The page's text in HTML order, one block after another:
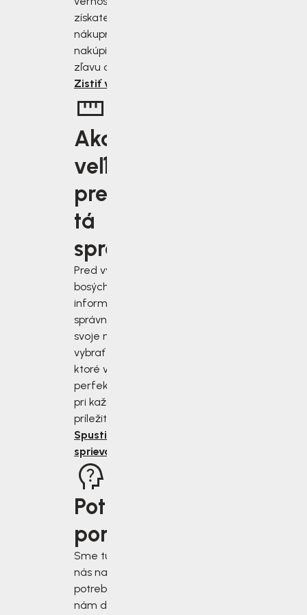
získate zľavu 2 až 10 % z
nákupnej ceny. Čím viac
nakúpite, tým väčšiu
zľavu od nás získate.
Zistiť viac
Aká
veľkosť je
pre vás
tá
správna?
Pred výberom
bosých topánok sa
informujte, ako
správne zmerať
svoje nohy a
vybrať si topánky,
ktoré vám budú
perfektne sedieť
pri každej
príležitosti.
Spustiť
sprievodcu
Potrebujete
poradiť?
Sme tu pre vás, keď
nás najviac
potrebujete. Napíšte
nám do chatového